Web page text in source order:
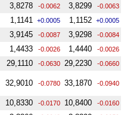
3,8278 -0.0062 3,8299 -0.0063
1,1141 +0.0005 1,1152 +0.0005
3,9145 -0.0087 3,9298 -0.0084
1,4433 -0.0026 1,4440 -0.0026
29,1110 -0.0630 29,2230 -0.0660
32,9010 -0.0780 33,1870 -0.0940
10,8330 -0.0170 10,8400 -0.0160